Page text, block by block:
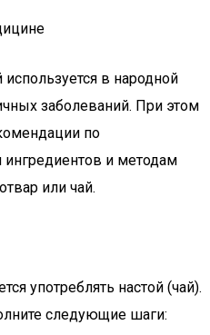
в народной
заболеваний. При этом
по
и методам
или чай.
употреблять настой (чай).
следующие шаги: